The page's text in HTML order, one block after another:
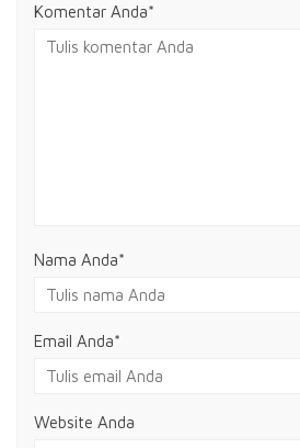
Komentar Anda*
Nama Anda*
Email Anda*
Website Anda